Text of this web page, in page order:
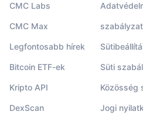
CMC Labs
CMC Max
Legfontosabb hírek
Bitcoin ETF-ek
Kripto API
DexScan
szabályzat
Süti
Közösség
Jogi